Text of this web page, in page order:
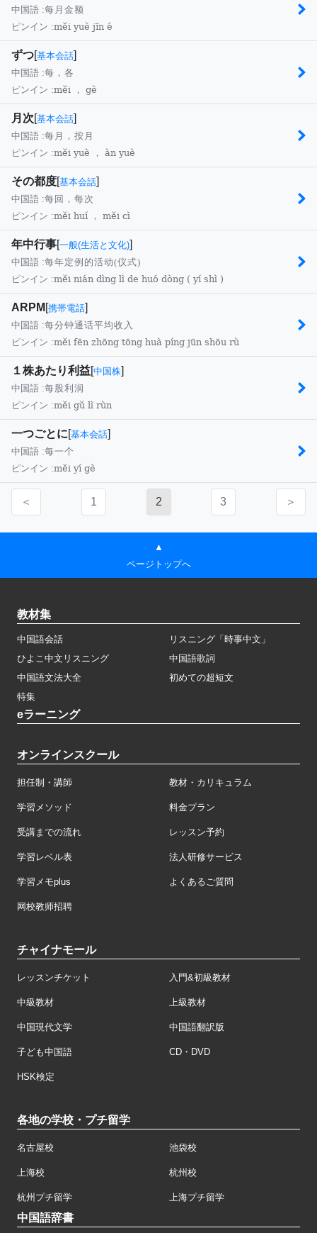
中国語 :每月金额
ピンイン :měi yuè jīn é
ずつ[基本会話]
中国語 :每，各
ピンイン :měi ， gè
月次[基本会話]
中国語 :每月，按月
ピンイン :měi yuè ， àn yuè
その都度[基本会話]
中国語 :每回，每次
ピンイン :měi huí ， měi cì
年中行事[一般(生活と文化)]
中国語 :每年定例的活动(仪式)
ピンイン :měi nián dìng lì de huó dòng ( yí shì )
ARPM [携帯電話]
中国語 :每分钟通话平均收入
ピンイン :měi fēn zhōng tōng huà píng jūn shōu rù
１株あたり利益[中国株]
中国語 :每股利润
ピンイン :měi gǔ lì rùn
一つごとに[基本会話]
中国語 :每一个
ピンイン :měi yí gè
＜ 1 2 3 ＞
▲
ページトップへ
教材集
中国語会話
リスニング「時事中文」
ひよこ中文リスニング
中国語歌詞
中国語文法大全
初めての超短文
特集
eラーニング
オンラインスクール
担任制・講師 教材・カリキュラム
学習メソッド 料金プラン
受講までの流れ レッスン予約
学習レベル表 法人研修サービス
学習メモplus よくあるご質問
网校教师招聘
チャイナモール
レッスンチケット 入門&初級教材
中級教材 上級教材
中国現代文学 中国語翻訳版
子ども中国語 CD・DVD
HSK検定
各地の学校・プチ留学
名古屋校 池袋校
上海校 杭州校
杭州プチ留学 上海プチ留学
中国語辞書